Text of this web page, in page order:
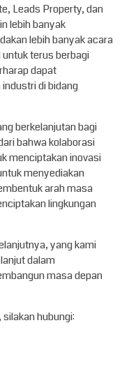
Leads Property, dan
lebih banyak
lebih banyak acara
terus berbagi
dapat
di bidang
berkelanjutan bagi
bahwa kolaborasi
menciptakan inovasi
menyediakan
arah masa
lingkungan
yang kami
dalam
masa depan
hubungi: